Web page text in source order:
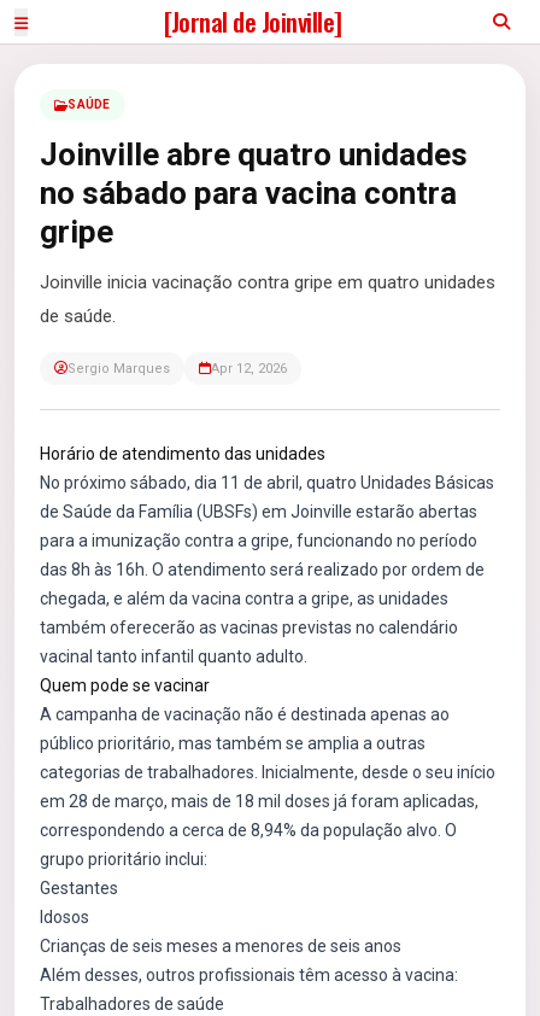
[Jornal de Joinville]
SAÚDE
Joinville abre quatro unidades
no sábado para vacina contra
gripe
Joinville inicia vacinação contra gripe em quatro unidades
de saúde.
Sergio Marques Apr 12, 2026
Horário de atendimento das unidades
No próximo sábado, dia 11 de abril, quatro Unidades Básicas
de Saúde da Família (UBSFs) em Joinville estarão abertas
para a imunização contra a gripe, funcionando no período
das 8h às 16h. O atendimento será realizado por ordem de
chegada, e além da vacina contra a gripe, as unidades
também oferecerão as vacinas previstas no calendário
vacinal tanto infantil quanto adulto.
Quem pode se vacinar
A campanha de vacinação não é destinada apenas ao
público prioritário, mas também se amplia a outras
categorias de trabalhadores. Inicialmente, desde o seu início
em 28 de março, mais de 18 mil doses já foram aplicadas,
correspondendo a cerca de 8,94% da população alvo. O
grupo prioritário inclui:
Gestantes
Idosos
Crianças de seis meses a menores de seis anos
Além desses, outros profissionais têm acesso à vacina:
Trabalhadores de saúde